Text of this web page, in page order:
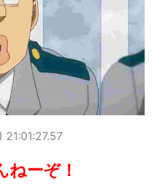
！
か?」論争
ので限界まで極める事にした件
』の新グッズ、流石に一線を越
でが長過ぎてつまらない」←合
した。RSSの解除をお願いしま
21:01:27.57
ねーぞ！